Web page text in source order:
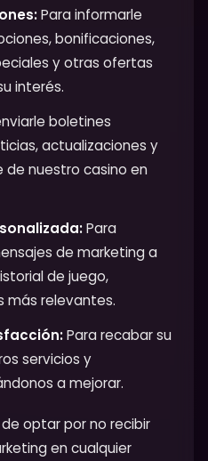
Para informarle
bonificaciones,
y otras ofertas
interés.
boletines
actualizaciones y
nuestro casino en
Para
de marketing a
de juego,
más relevantes.
Para recabar su
servicios y
a mejorar.
optar por no recibir
en cualquier